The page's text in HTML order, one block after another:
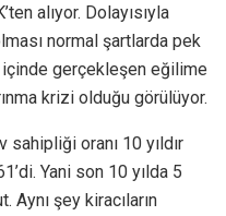
alıyor. Dolayısıyla
normal şartlarda pek
gerçekleşen eğilime
krizi olduğu görülüyor.
sahipliği oranı 10 yıldır
Yani son 10 yılda 5
Aynı şey kiracıların